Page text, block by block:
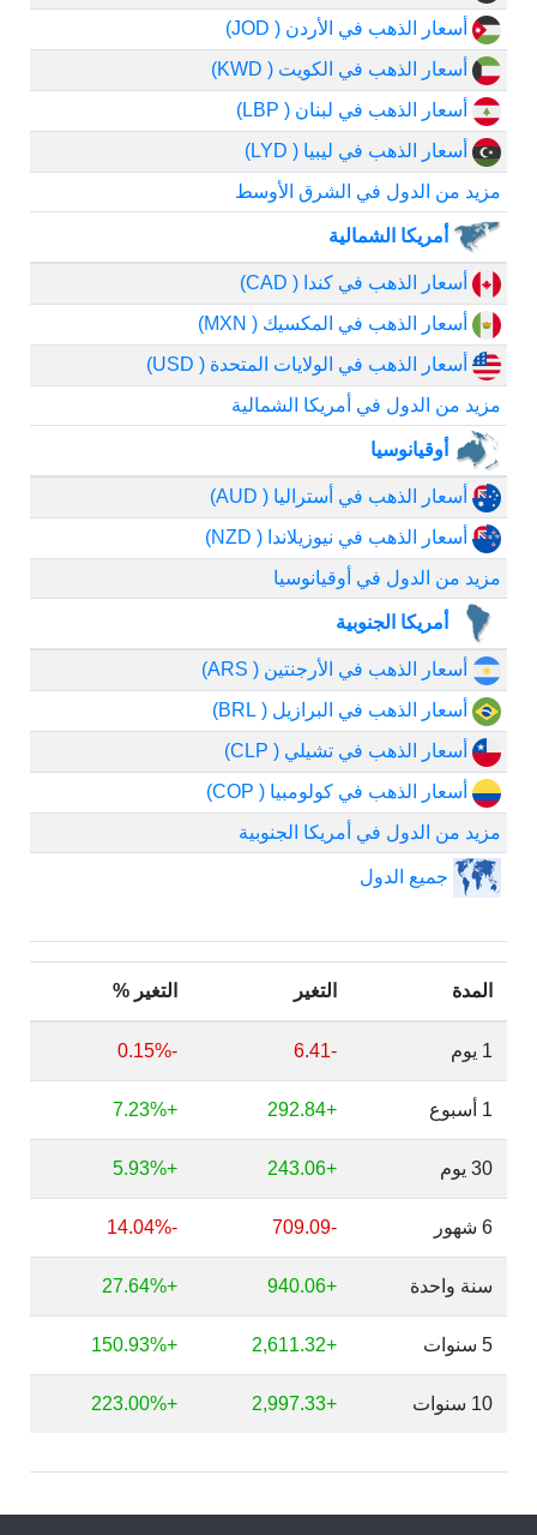
أسعار الذهب في الأردن ( JOD)
أسعار الذهب في الكويت ( KWD)
أسعار الذهب في لبنان ( LBP)
أسعار الذهب في ليبيا ( LYD)
مزيد من الدول في الشرق الأوسط
أمريكا الشمالية
أسعار الذهب في كندا ( CAD)
أسعار الذهب في المكسيك ( MXN)
أسعار الذهب في الولايات المتحدة ( USD)
مزيد من الدول في أمريكا الشمالية
أوقيانوسيا
أسعار الذهب في أستراليا ( AUD)
أسعار الذهب في نيوزيلاندا ( NZD)
مزيد من الدول في أوقيانوسيا
أمريكا الجنوبية
أسعار الذهب في الأرجنتين ( ARS)
أسعار الذهب في البرازيل ( BRL)
أسعار الذهب في تشيلي ( CLP)
أسعار الذهب في كولومبيا ( COP)
مزيد من الدول في أمريكا الجنوبية
جميع الدول
المدة التغير التغير %
1 يوم -6.41
-0.15%
1 أسبوع +292.84
+7.23%
30 يوم +243.06
+5.93%
6 شهور -709.09
-14.04%
سنة واحدة +940.06
+27.64%
5 سنوات +2,611.32
+150.93%
10 سنوات +2,997.33
+223.00%